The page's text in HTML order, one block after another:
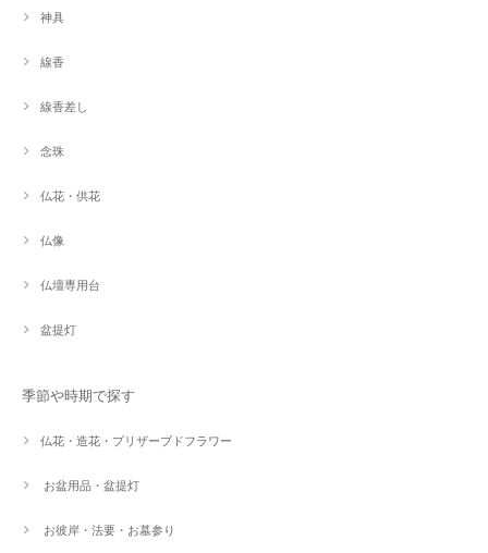
神具
線香
線香差し
念珠
仏花・供花
仏像
仏壇専用台
盆提灯
季節や時期で探す
仏花・造花・プリザーブドフラワー
お盆用品・盆提灯
お彼岸・法要・お墓参り